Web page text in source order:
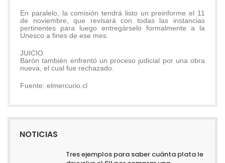
En paralelo, la comisión tendrá listo un preinforme el 11
de noviembre, que revisará con todas las instancias
pertinentes para luego entregárselo formalmente a la
Unesco a fines de ese mes.
JUICIO
Barón también enfrentó un proceso judicial por una obra
nueva, el cual fue rechazado.
Fuente: elmercurio.cl
NOTICIAS
Tres ejemplos para saber cuánta plata le